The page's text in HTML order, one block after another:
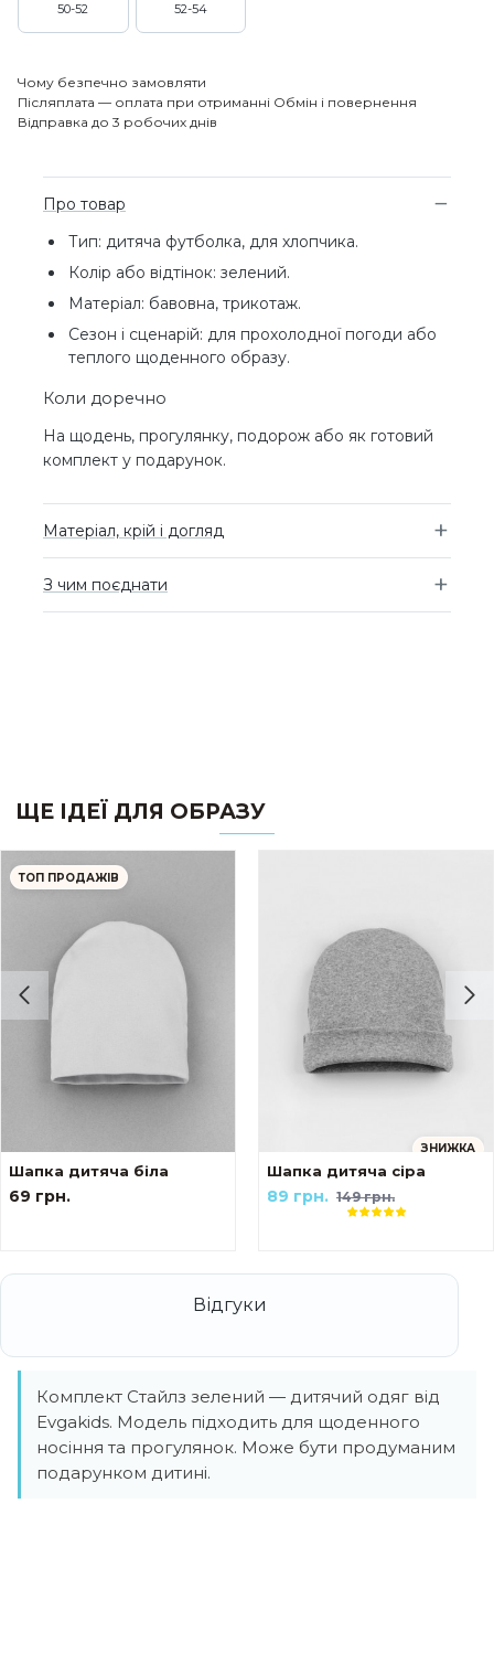
50-52 52-54
Чому безпечно замовляти
Післяплата — оплата при отриманні Обмін і повернення
Відправка до 3 робочих днів
Про товар
Тип: дитяча футболка, для хлопчика.
Колір або відтінок: зелений.
Матеріал: бавовна, трикотаж.
Сезон і сценарій: для прохолодної погоди або
теплого щоденного образу.
Коли доречно
На щодень, прогулянку, подорож або як готовий
комплект у подарунок.
Матеріал, крій і догляд
З чим поєднати
ЩЕ ІДЕЇ ДЛЯ ОБРАЗУ
ТОП ПРОДАЖІВ
Шапка дитяча біла
69 грн.
ЗНИЖКА
Шапка дитяча сіра
149 грн.
89 грн.
Комплект Стайлз зелений — дитячий одяг від
Evgakids. Модель підходить для щоденного
носіння та прогулянок. Може бути продуманим
подарунком дитині.